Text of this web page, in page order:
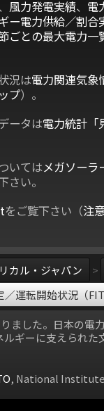
風力発電実績、 電
ー電力供給／割合
ごとの最大電力一
況は電力関連気象
プ）。
ータは電力統計「
いてはメガソーラ
さい。
をご覧下さい（注
カル・ジャパン
>
運転開始状況（
ました。日本の電
ギーに支えられた
, National